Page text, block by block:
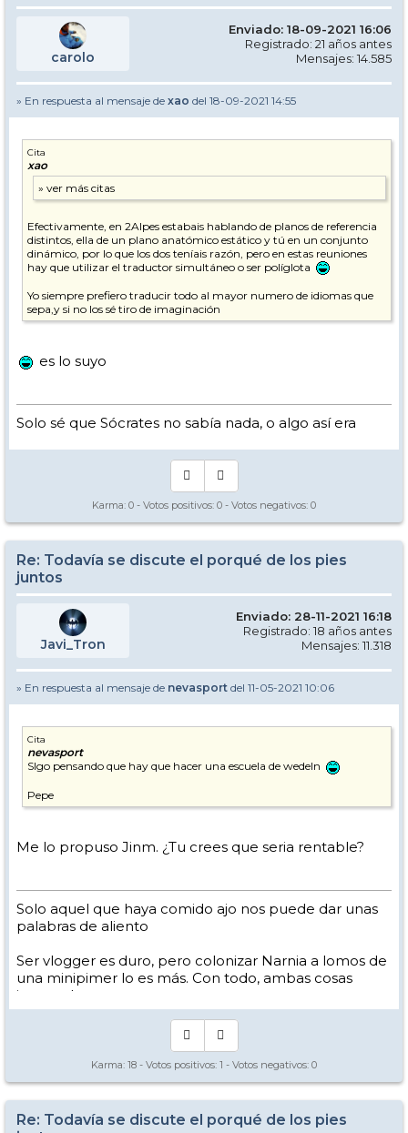
carolo
Enviado: 18-09-2021 16:06
Registrado: 21 años antes
Mensajes: 14.585
» En respuesta al mensaje de xao del 18-09-2021 14:55
Cita
xao
Efectivamente, en 2Alpes estabais hablando de planos de referencia
distintos, ella de un plano anatómico estático y tú en un conjunto
dinámico, por lo que los dos teníais razón, pero en estas reuniones
hay que utilizar el traductor simultáneo o ser políglota
Yo siempre prefiero traducir todo al mayor numero de idiomas que
sepa,y si no los sé tiro de imaginación
es lo suyo
Solo sé que Sócrates no sabía nada, o algo así era
Karma: 0 - Votos positivos: 0 - Votos negativos: 0
Re: Todavía se discute el porqué de los pies
juntos
Javi_Tron
Enviado: 28-11-2021 16:18
Registrado: 18 años antes
Mensajes: 11.318
» En respuesta al mensaje de nevasport del 11-05-2021 10:06
Cita
nevasport
SIgo pensando que hay que hacer una escuela de wedeln
Pepe
Me lo propuso Jinm. ¿Tu crees que seria rentable?
Solo aquel que haya comido ajo nos puede dar unas
palabras de aliento
Ser vlogger es duro, pero colonizar Narnia a lomos de
una minipimer lo es más. Con todo, ambas cosas
intento hacer.
Yo hago esquí extremo : voy de extremo a extremo
Los caminos del esquí son inescrotables ...
Karma: 18 - Votos positivos: 1 - Votos negativos: 0
Re: Todavía se discute el porqué de los pies